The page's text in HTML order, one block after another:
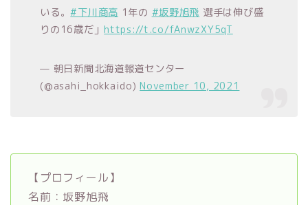
いる。#下川商高 1年の #坂野旭飛 選手は伸び盛
りの16歳だ」https://t.co/fAnwzXY5qT
— 朝日新聞北海道報道センター
(@asahi_hokkaido)November 10, 2021
【プロフィール】
名前：坂野旭飛